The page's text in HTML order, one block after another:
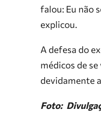
falou: Eu não
explicou.
A defesa do
médicos de
devidamente
Foto: